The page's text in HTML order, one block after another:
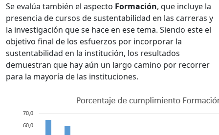
Se evalúa también el aspecto Formación, que incluye la
presencia de cursos de sustentabilidad en las carreras y
la investigación que se hace en ese tema. Siendo este el
objetivo final de los esfuerzos por incorporar la
sustentabilidad en la institución, los resultados
demuestran que hay aún un largo camino por recorrer
para la mayoría de las instituciones.